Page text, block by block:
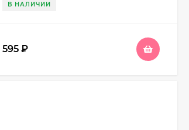
В НАЛИЧИИ
595 ₽